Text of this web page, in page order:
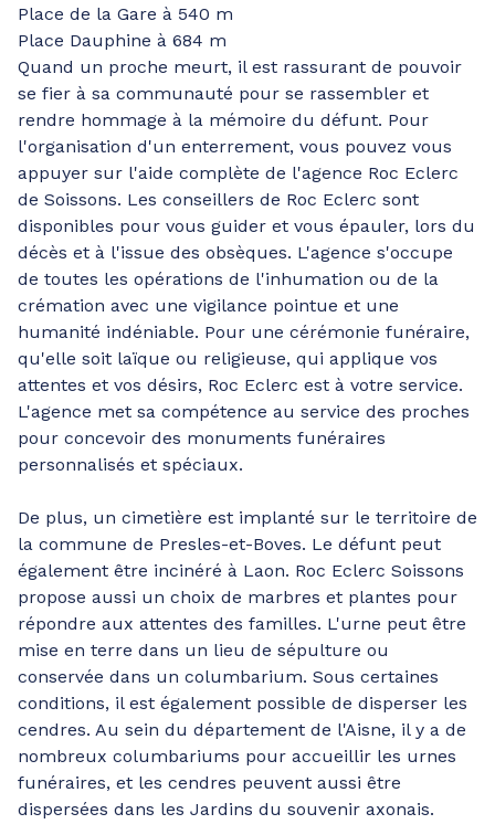
Place de la Gare à 540 m
Place Dauphine à 684 m
Quand un proche meurt, il est rassurant de pouvoir
se fier à sa communauté pour se rassembler et
rendre hommage à la mémoire du défunt. Pour
l'organisation d'un enterrement, vous pouvez vous
appuyer sur l'aide complète de l'agence Roc Eclerc
de Soissons. Les conseillers de Roc Eclerc sont
disponibles pour vous guider et vous épauler, lors du
décès et à l'issue des obsèques. L'agence s'occupe
de toutes les opérations de l'inhumation ou de la
crémation avec une vigilance pointue et une
humanité indéniable. Pour une cérémonie funéraire,
qu'elle soit laïque ou religieuse, qui applique vos
attentes et vos désirs, Roc Eclerc est à votre service.
L'agence met sa compétence au service des proches
pour concevoir des monuments funéraires
personnalisés et spéciaux.
De plus, un cimetière est implanté sur le territoire de
la commune de Presles-et-Boves. Le défunt peut
également être incinéré à Laon. Roc Eclerc Soissons
propose aussi un choix de marbres et plantes pour
répondre aux attentes des familles. L'urne peut être
mise en terre dans un lieu de sépulture ou
conservée dans un columbarium. Sous certaines
conditions, il est également possible de disperser les
cendres. Au sein du département de l'Aisne, il y a de
nombreux columbariums pour accueillir les urnes
funéraires, et les cendres peuvent aussi être
dispersées dans les Jardins du souvenir axonais.